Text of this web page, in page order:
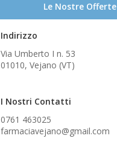
Le Nostre Offerte
Indirizzo
Via Umberto I n. 53
01010, Vejano (VT)
I Nostri Contatti
0761 463025
farmaciavejano@gmail.com